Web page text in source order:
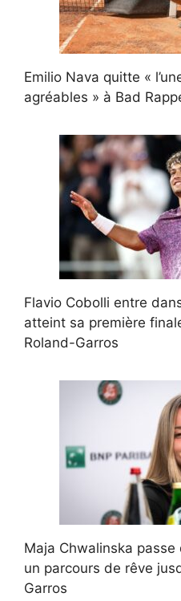
Emilio Nava quitte «
agréables » à Bad
Flavio Cobolli entre
atteint sa première
Roland-Garros
Maja Chwalinska passe
un parcours de rêve
Garros